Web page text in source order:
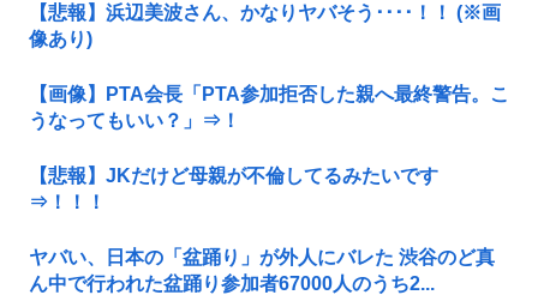
【悲報】浜辺美波さん、かなりヤバそう････！！ (※画
像あり)
【画像】PTA会長「PTA参加拒否した親へ最終警告。こ
うなってもいい？」⇒！
【悲報】JKだけど母親が不倫してるみたいです
⇒！！！
ヤバい、日本の「盆踊り」が外人にバレた 渋谷のど真
ん中で行われた盆踊り参加者67000人のうち2...